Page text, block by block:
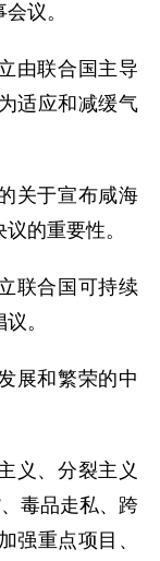
议。
由联合国主导
适应和减缓气
关于宣布咸海
的重要性。
联合国可持续
。
展和繁荣的中
义、分裂主义
毒品走私、跨
强重点项目、